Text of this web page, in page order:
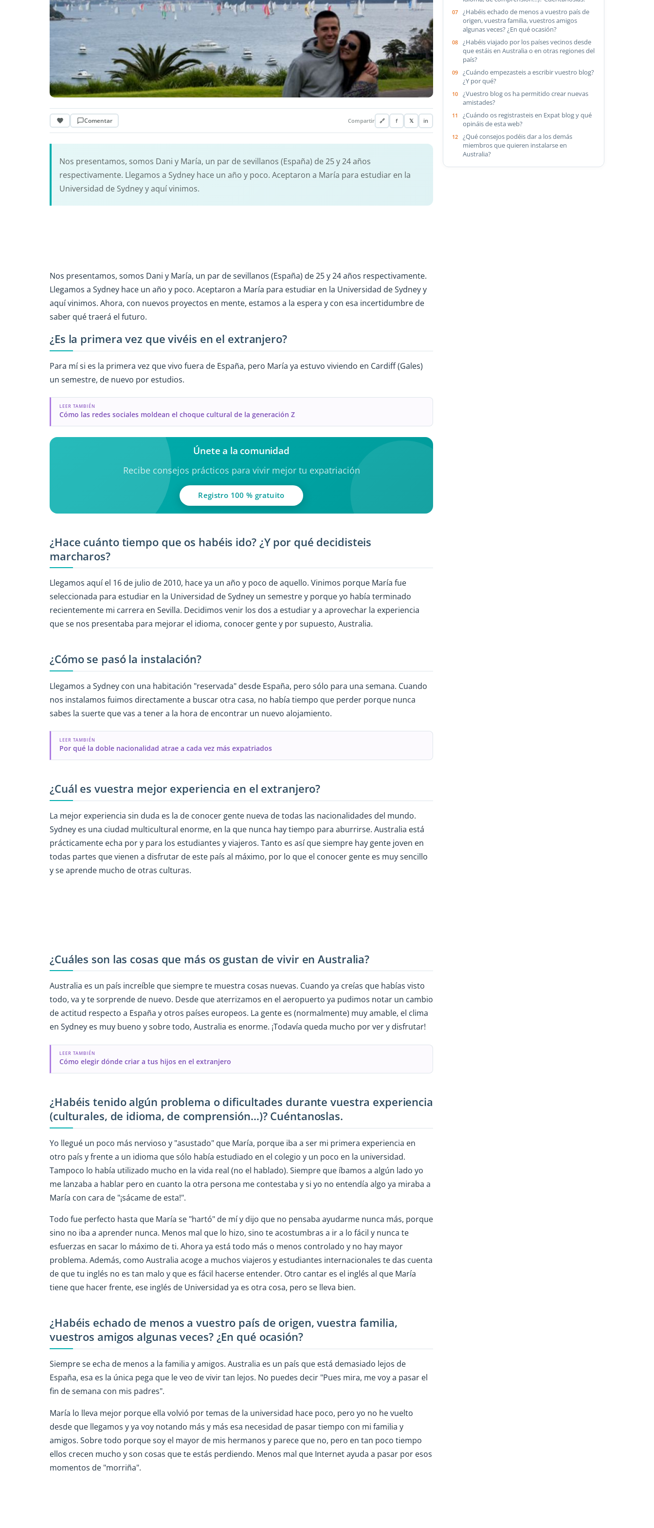
Comentar Compartir 🔗 f 𝕏 in
Nos presentamos, somos Dani y María, un par de sevillanos (España) de 25 y 24 años
respectivamente. Llegamos a Sydney hace un año y poco. Aceptaron a María para estudiar en la
Universidad de Sydney y aquí vinimos.
Nos presentamos, somos Dani y María, un par de sevillanos (España) de 25 y 24 años respectivamente.
Llegamos a Sydney hace un año y poco. Aceptaron a María para estudiar en la Universidad de Sydney y
aquí vinimos. Ahora, con nuevos proyectos en mente, estamos a la espera y con esa incertidumbre de
saber qué traerá el futuro.
¿Es la primera vez que vivéis en el extranjero?
Para mí si es la primera vez que vivo fuera de España, pero María ya estuvo viviendo en Cardiff (Gales)
un semestre, de nuevo por estudios.
LEER TAMBIÉN
Cómo las redes sociales moldean el choque cultural de la generación Z
Únete a la comunidad
Recibe consejos prácticos para vivir mejor tu expatriación
Registro 100 % gratuito
¿Hace cuánto tiempo que os habéis ido? ¿Y por qué decidisteis
marcharos?
Llegamos aquí el 16 de julio de 2010, hace ya un año y poco de aquello. Vinimos porque María fue
seleccionada para estudiar en la Universidad de Sydney un semestre y porque yo había terminado
recientemente mi carrera en Sevilla. Decidimos venir los dos a estudiar y a aprovechar la experiencia
que se nos presentaba para mejorar el idioma, conocer gente y por supuesto, Australia.
¿Cómo se pasó la instalación?
Llegamos a Sydney con una habitación "reservada" desde España, pero sólo para una semana. Cuando
nos instalamos fuimos directamente a buscar otra casa, no había tiempo que perder porque nunca
sabes la suerte que vas a tener a la hora de encontrar un nuevo alojamiento.
LEER TAMBIÉN
Por qué la doble nacionalidad atrae a cada vez más expatriados
¿Cuál es vuestra mejor experiencia en el extranjero?
La mejor experiencia sin duda es la de conocer gente nueva de todas las nacionalidades del mundo.
Sydney es una ciudad multicultural enorme, en la que nunca hay tiempo para aburrirse. Australia está
prácticamente echa por y para los estudiantes y viajeros. Tanto es así que siempre hay gente joven en
todas partes que vienen a disfrutar de este país al máximo, por lo que el conocer gente es muy sencillo
y se aprende mucho de otras culturas.
¿Cuáles son las cosas que más os gustan de vivir en Australia?
Australia es un país increíble que siempre te muestra cosas nuevas. Cuando ya creías que habías visto
todo, va y te sorprende de nuevo. Desde que aterrizamos en el aeropuerto ya pudimos notar un cambio
de actitud respecto a España y otros países europeos. La gente es (normalmente) muy amable, el clima
en Sydney es muy bueno y sobre todo, Australia es enorme. ¡Todavía queda mucho por ver y disfrutar!
LEER TAMBIÉN
Cómo elegir dónde criar a tus hijos en el extranjero
¿Habéis tenido algún problema o dificultades durante vuestra experiencia
(culturales, de idioma, de comprensión…)? Cuéntanoslas.
Yo llegué un poco más nervioso y "asustado" que María, porque iba a ser mi primera experiencia en
otro país y frente a un idioma que sólo había estudiado en el colegio y un poco en la universidad.
Tampoco lo había utilizado mucho en la vida real (no el hablado). Siempre que íbamos a algún lado yo
me lanzaba a hablar pero en cuanto la otra persona me contestaba y si yo no entendía algo ya miraba a
María con cara de "¡sácame de esta!".
Todo fue perfecto hasta que María se "hartó" de mí y dijo que no pensaba ayudarme nunca más, porque
sino no iba a aprender nunca. Menos mal que lo hizo, sino te acostumbras a ir a lo fácil y nunca te
esfuerzas en sacar lo máximo de ti. Ahora ya está todo más o menos controlado y no hay mayor
problema. Además, como Australia acoge a muchos viajeros y estudiantes internacionales te das cuenta
de que tu inglés no es tan malo y que es fácil hacerse entender. Otro cantar es el inglés al que María
tiene que hacer frente, ese inglés de Universidad ya es otra cosa, pero se lleva bien.
¿Habéis echado de menos a vuestro país de origen, vuestra familia,
vuestros amigos algunas veces? ¿En qué ocasión?
Siempre se echa de menos a la familia y amigos. Australia es un país que está demasiado lejos de
España, esa es la única pega que le veo de vivir tan lejos. No puedes decir "Pues mira, me voy a pasar el
fin de semana con mis padres".
María lo lleva mejor porque ella volvió por temas de la universidad hace poco, pero yo no he vuelto
desde que llegamos y ya voy notando más y más esa necesidad de pasar tiempo con mi familia y
amigos. Sobre todo porque soy el mayor de mis hermanos y parece que no, pero en tan poco tiempo
ellos crecen mucho y son cosas que te estás perdiendo. Menos mal que Internet ayuda a pasar por esos
momentos de "morriña".
¿Habéis echado de menos a vuestro país de
origen, vuestra familia, vuestros amigos
algunas veces? ¿En qué ocasión?
¿Habéis viajado por los países vecinos desde
que estáis en Australia o en otras regiones del
país?
¿Cuándo empezasteis a escribir vuestro blog?
¿Y por qué?
¿Vuestro blog os ha permitido crear nuevas
amistades?
¿Cuándo os registrasteis en Expat blog y qué
opináis de esta web?
¿Qué consejos podéis dar a los demás
miembros que quieren instalarse en
Australia?